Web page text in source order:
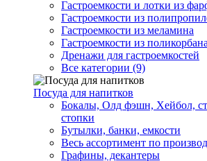
Гастроемкости и лотки из
Гастроемкости из
Гастроемкости из меламина
Гастроемкости из
Дренажи для гастроемкостей
Все категории (9)
Посуда для напитков
Бокалы, Олд фэшн, Хейбол,
стопки
Бутылки, банки, емкости
Весь ассортимент по
Графины, декантеры